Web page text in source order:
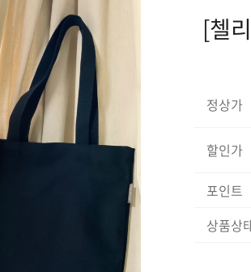
[첼
정상가
할인가
포인트
상품상